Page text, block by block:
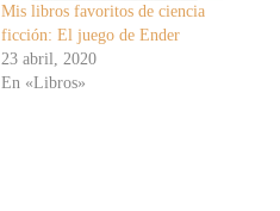
Mis libros favoritos de ciencia
ficción: El juego de Ender
23 abril, 2020
En «Libros»